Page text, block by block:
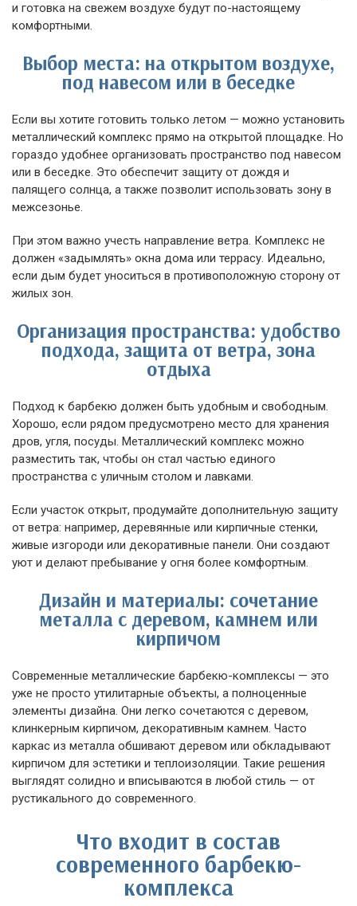
и готовка на свежем воздухе будут по-настоящему
комфортными.
Выбор места: на открытом воздухе,
под навесом или в беседке
Если вы хотите готовить только летом — можно установить
металлический комплекс прямо на открытой площадке. Но
гораздо удобнее организовать пространство под навесом
или в беседке. Это обеспечит защиту от дождя и
палящего солнца, а также позволит использовать зону в
межсезонье.
При этом важно учесть направление ветра. Комплекс не
должен «задымлять» окна дома или террасу. Идеально,
если дым будет уноситься в противоположную сторону от
жилых зон.
Организация пространства: удобство
подхода, защита от ветра, зона
отдыха
Подход к барбекю должен быть удобным и свободным.
Хорошо, если рядом предусмотрено место для хранения
дров, угля, посуды. Металлический комплекс можно
разместить так, чтобы он стал частью единого
пространства с уличным столом и лавками.
Если участок открыт, продумайте дополнительную защиту
от ветра: например, деревянные или кирпичные стенки,
живые изгороди или декоративные панели. Они создают
уют и делают пребывание у огня более комфортным.
Дизайн и материалы: сочетание
металла с деревом, камнем или
кирпичом
Современные металлические барбекю-комплексы — это
уже не просто утилитарные объекты, а полноценные
элементы дизайна. Они легко сочетаются с деревом,
клинкерным кирпичом, декоративным камнем. Часто
каркас из металла обшивают деревом или обкладывают
кирпичом для эстетики и теплоизоляции. Такие решения
выглядят солидно и вписываются в любой стиль — от
рустикального до современного.
Что входит в состав
современного барбекю-
комплекса